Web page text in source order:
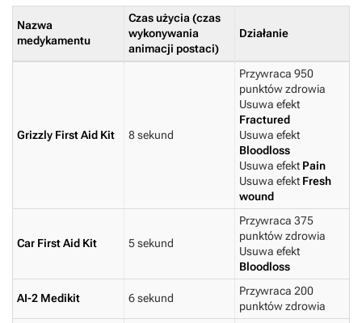
Nazwa
medykamentu
Czas użycia (czas
wykonywania
animacji postaci)
Działanie
Grizzly First Aid Kit 8 sekund
Przywraca 950
punktów zdrowia
Usuwa efekt
Fractured
Usuwa efekt
Bloodloss
Usuwa efekt Pain
Usuwa efekt Fresh
wound
Car First Aid Kit 5 sekund
Przywraca 375
punktów zdrowia
Usuwa efekt
Bloodloss
AI-2 Medikit 6 sekund
Przywraca 200
punktów zdrowia